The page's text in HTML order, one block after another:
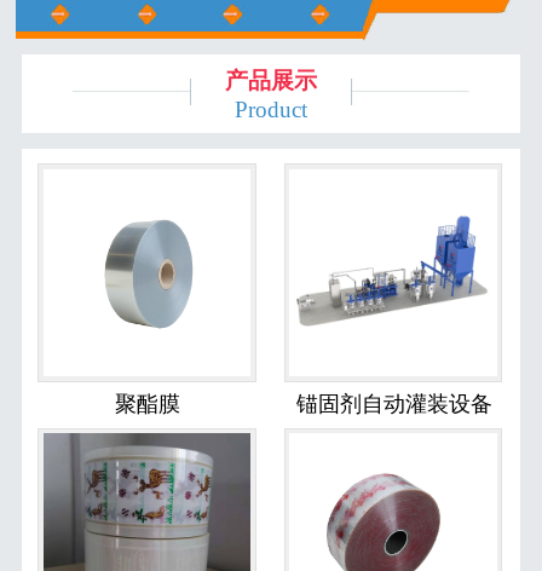
联系我们
产品展示
Product
聚酯膜 锚固剂自动灌装设备